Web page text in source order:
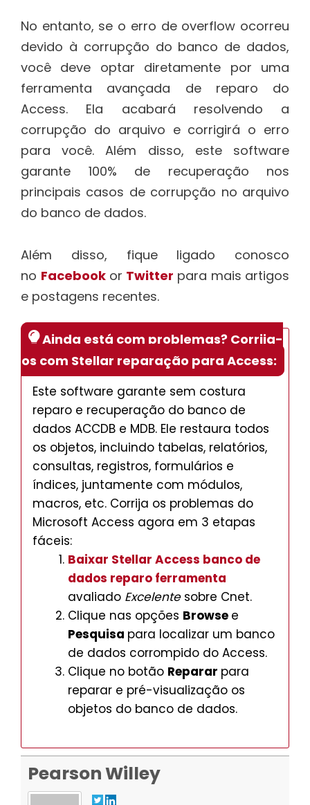
No entanto, se o erro de overflow ocorreu
devido à corrupção do banco de dados,
você deve optar diretamente por uma
ferramenta avançada de reparo do
Access. Ela acabará resolvendo a
corrupção do arquivo e corrigirá o erro
para você. Além disso, este software
garante 100% de recuperação nos
principais casos de corrupção no arquivo
do banco de dados.
Além disso, fique ligado conosco
no Facebookor Twitter para mais artigos
e postagens recentes.
Ainda está com problemas? Corrija-
os com Stellar reparação para Access:
Este software garante sem costura
reparo e recuperação do banco de
dados ACCDB e MDB. Ele restaura todos
os objetos, incluindo tabelas, relatórios,
consultas, registros, formulários e
índices, juntamente com módulos,
macros, etc. Corrija os problemas do
Microsoft Access agora em 3 etapas
fáceis:
Baixar Stellar Access banco de
dados reparo ferramenta
avaliado Excelente sobre Cnet.
Clique nas opções Browse e
Pesquisa para localizar um banco
de dados corrompido do Access.
Clique no botão Reparar para
reparar e pré-visualização os
objetos do banco de dados.
Pearson Willey